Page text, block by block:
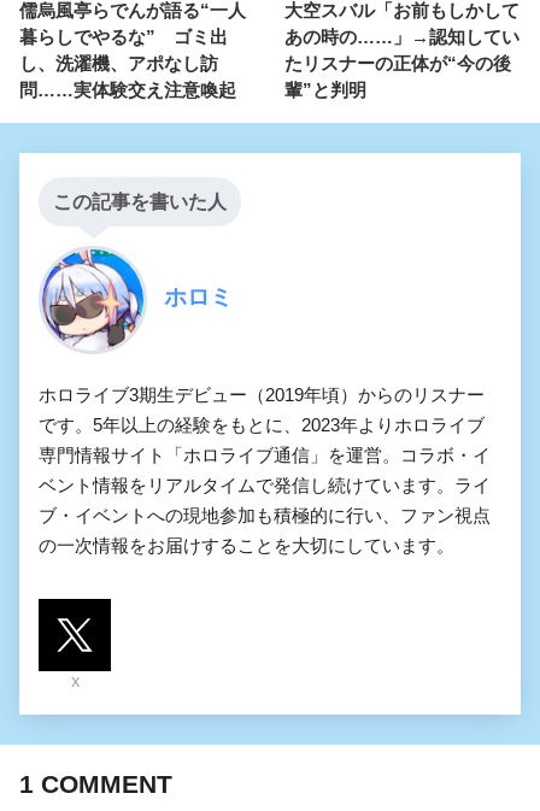
儒烏風亭らでんが語る“一人
暮らしでやるな” ゴミ出
し、洗濯機、アポなし訪
問……実体験交え注意喚起
大空スバル「お前もしかして
あの時の……」→認知してい
たリスナーの正体が“今の後
輩”と判明
この記事を書いた人
ホロミ
ホロライブ3期生デビュー（2019年頃）からのリスナー
です。5年以上の経験をもとに、2023年よりホロライブ
専門情報サイト「ホロライブ通信」を運営。コラボ・イ
ベント情報をリアルタイムで発信し続けています。ライ
ブ・イベントへの現地参加も積極的に行い、ファン視点
の一次情報をお届けすることを大切にしています。
X
1 COMMENT